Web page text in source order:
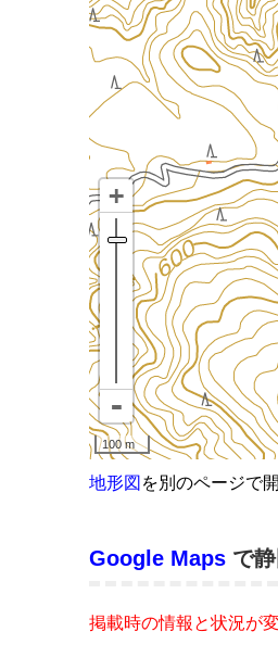
地形図 を別のページで開
Google Maps で
掲載時の情報と状況が